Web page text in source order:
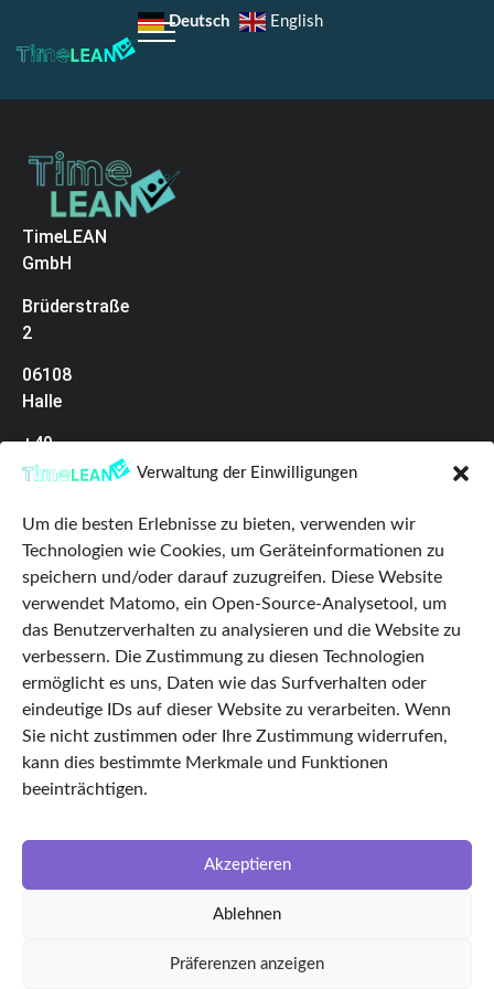
Verwaltung der Einwilligungen
Um die besten Erlebnisse zu bieten, verwenden wir
Technologien wie Cookies, um Geräteinformationen zu
speichern und/oder darauf zuzugreifen. Diese Website
verwendet Matomo, ein Open-Source-Analysetool, um
das Benutzerverhalten zu analysieren und die Website zu
verbessern. Die Zustimmung zu diesen Technologien
ermöglicht es uns, Daten wie das Surfverhalten oder
eindeutige IDs auf dieser Website zu verarbeiten. Wenn
Sie nicht zustimmen oder Ihre Zustimmung widerrufen,
kann dies bestimmte Merkmale und Funktionen
beeinträchtigen.
Akzeptieren
Ablehnen
Präferenzen anzeigen
Deutsch English
TimeLEAN
GmbH
Brüderstraße
2
06108
Halle
+49
(0)345
Impressum
AGB
Cookie Policy
Startseite
Features
TimeLEAN Login
Über uns
Facebook
kvin Ingenieursgesellschaft